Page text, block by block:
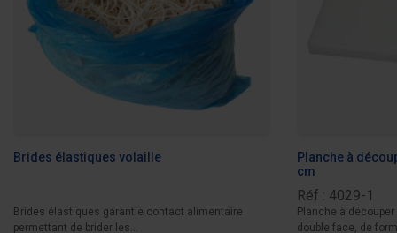
Brides élastiques volaille
Brides élastiques garantie contact alimentaire
permettant de brider les...
Planche à
cm
Réf : 4029-1
Planche à
double face, de